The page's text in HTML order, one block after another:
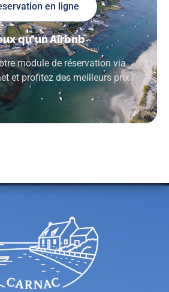
en ligne
qu'un Airbnb
module de réservation via
et profitez des meilleurs prix !